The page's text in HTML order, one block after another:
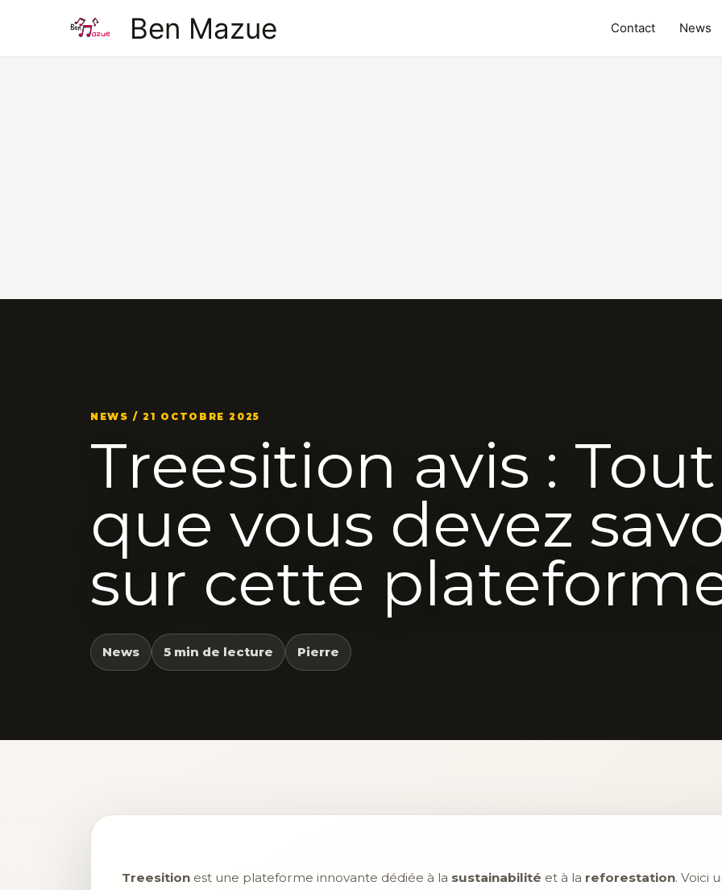
Ben Mazue Contact News
NEWS / 21 OCTOBRE 2025
Treesition avis :
que vous devez
sur cette
News 5 min de lecture Pierre
Treesition est une plateforme innovante dédiée à la sustainabilité et à la reforestation. Voici